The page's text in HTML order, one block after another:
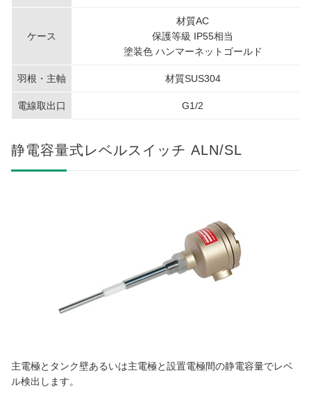
ケース
材質AC
保護等級 IP55相当
塗装色 ハンマーネットゴールド
羽根・主軸 材質SUS304
電線取出口 G1/2
静電容量式レベルスイッチ ALN/SL
主電極とタンク壁あるいは主電極と設置電極間の静電容量でレベ
ル検出します。